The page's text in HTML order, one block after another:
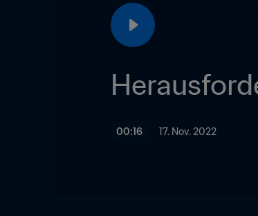
00:16 17. Nov. 2022